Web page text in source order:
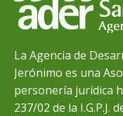
La Agencia de
Jerónimo es una
personería jurídica
237/02 de la I.G.P.J.